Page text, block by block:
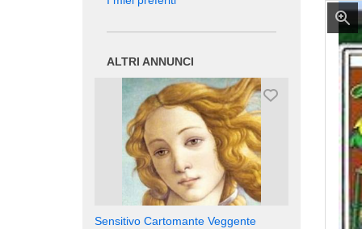
ALTRI ANNUNCI
Sensitivo Cartomante Veggente